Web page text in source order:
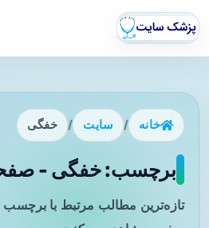
خانه / سایت / خفگی
برچسب: خفگی -
تازه‌ترین مطالب مرتبط با